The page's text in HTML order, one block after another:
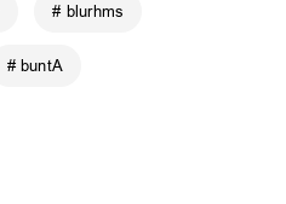
# blurhms
# buntA